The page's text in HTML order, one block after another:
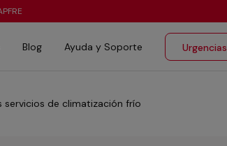
Blog Ayuda y Soporte Urgencias
servicios de climatización frío